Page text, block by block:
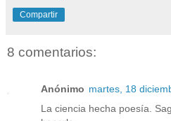
Compartir
8 comentarios:
Anónimo martes, 18
La ciencia hecha poesía.